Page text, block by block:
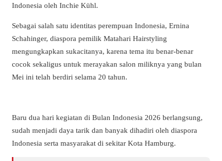
Indonesia oleh Inchie Kühl.
Sebagai salah satu identitas perempuan Indonesia, Ernina
Schahinger, diaspora pemilik Matahari Hairstyling
mengungkapkan sukacitanya, karena tema itu benar-benar
cocok sekaligus untuk merayakan salon miliknya yang bulan
Mei ini telah berdiri selama 20 tahun.
Baru dua hari kegiatan di Bulan Indonesia 2026 berlangsung,
sudah menjadi daya tarik dan banyak dihadiri oleh diaspora
Indonesia serta masyarakat di sekitar Kota Hamburg.